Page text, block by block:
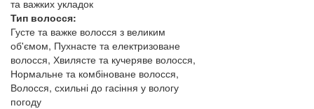
та важких укладок
Тип волосся:
Густе та важке волосся з великим
об'ємом, Пухнасте та електризоване
волосся, Хвилясте та кучеряве волосся,
Нормальне та комбіноване волосся,
Волосся, схильні до гасіння у вологу
погоду